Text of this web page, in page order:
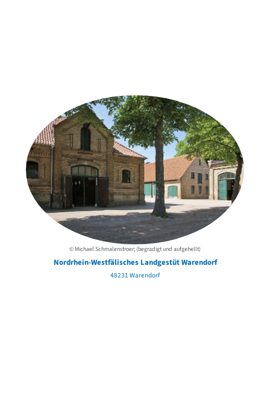
© Michael Schmalenstroer; (begradigt und aufgehellt)
Nordrhein-Westfälisches Landgestüt Warendorf
48231 Warendorf